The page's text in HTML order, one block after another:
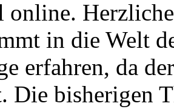
online.
in die Welt
erfahren, da
Die bisherigen